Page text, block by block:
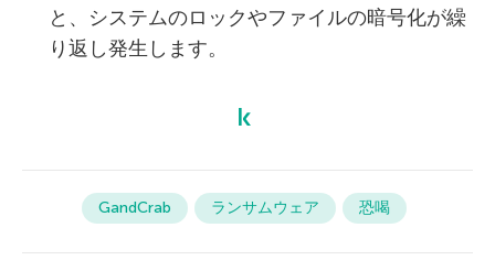
と、システムのロックやファイルの暗号化が繰
り返し発生します。
GandCrab ランサムウェア 恐喝